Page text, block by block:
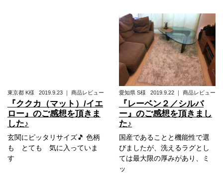
東京都 K様 2019.9.23 ｜ 商品レビュー
『ククカ（マット）/イエ
ロー』のご感想を頂きま
した♪
玄関にピッタリサイズ🎵 色柄
も とても 気に入っていま
す
愛知県 S様 2019.9.22 ｜ 商品レビュー
『レーベン２／シルバ
ー』のご感想を頂きまし
た♪
国産であることと機能性で選
びましたが、洗えるラグとし
ては最大限の厚みがあり、ミ
ッ